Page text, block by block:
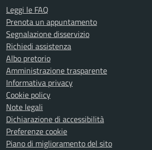
Leggi le FAQ
Prenota un appuntamento
Segnalazione disservizio
Richiedi assistenza
Albo pretorio
Amministrazione trasparente
Informativa privacy
Cookie policy
Note legali
Dichiarazione di accessibilità
Preferenze cookie
Piano di miglioramento del sito